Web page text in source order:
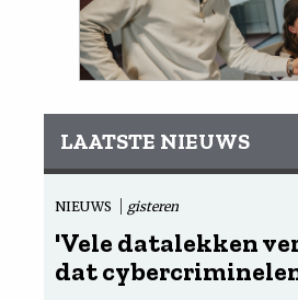
LAATSTE NIEUWS
NIEUWS gisteren
'Vele datalekken
dat